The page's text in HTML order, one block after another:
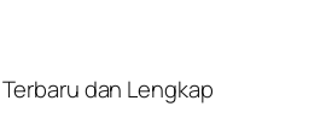
dan Lengkap